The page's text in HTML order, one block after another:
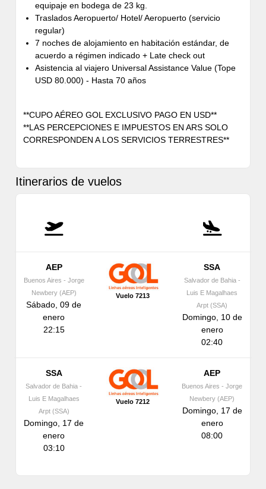
equipaje en bodega de 23 kg.
Traslados Aeropuerto/ Hotel/ Aeropuerto (servicio
regular)
7 noches de alojamiento en habitación estándar, de
acuerdo a régimen indicado + Late check out
Asistencia al viajero Universal Assistance Value (Tope
USD 80.000) - Hasta 70 años
**CUPO AÉREO GOL EXCLUSIVO PAGO EN USD**
**LAS PERCEPCIONES E IMPUESTOS EN ARS SOLO
CORRESPONDEN A LOS SERVICIOS TERRESTRES**
Itinerarios de vuelos
AEP
Buenos Aires - Jorge
Newbery (AEP)
Sábado, 09 de
enero
22:15
Vuelo 7213
SSA
Salvador de Bahia -
Luis E Magalhaes
Arpt (SSA)
Domingo, 10 de
enero
02:40
SSA
Salvador de Bahia -
Luis E Magalhaes
Arpt (SSA)
Domingo, 17 de
enero
03:10
Vuelo 7212
AEP
Buenos Aires - Jorge
Newbery (AEP)
Domingo, 17 de
enero
08:00